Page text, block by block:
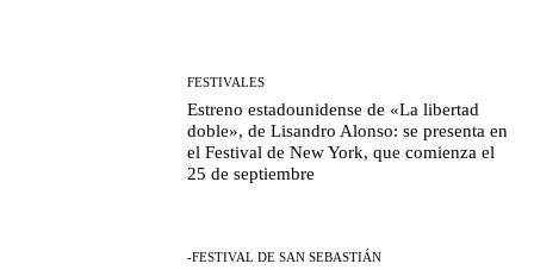
FESTIVALES
Estreno estadounidense de «La libertad
doble», de Lisandro Alonso: se presenta en
el Festival de New York, que comienza el
25 de septiembre
-FESTIVAL DE SAN SEBASTIÁN